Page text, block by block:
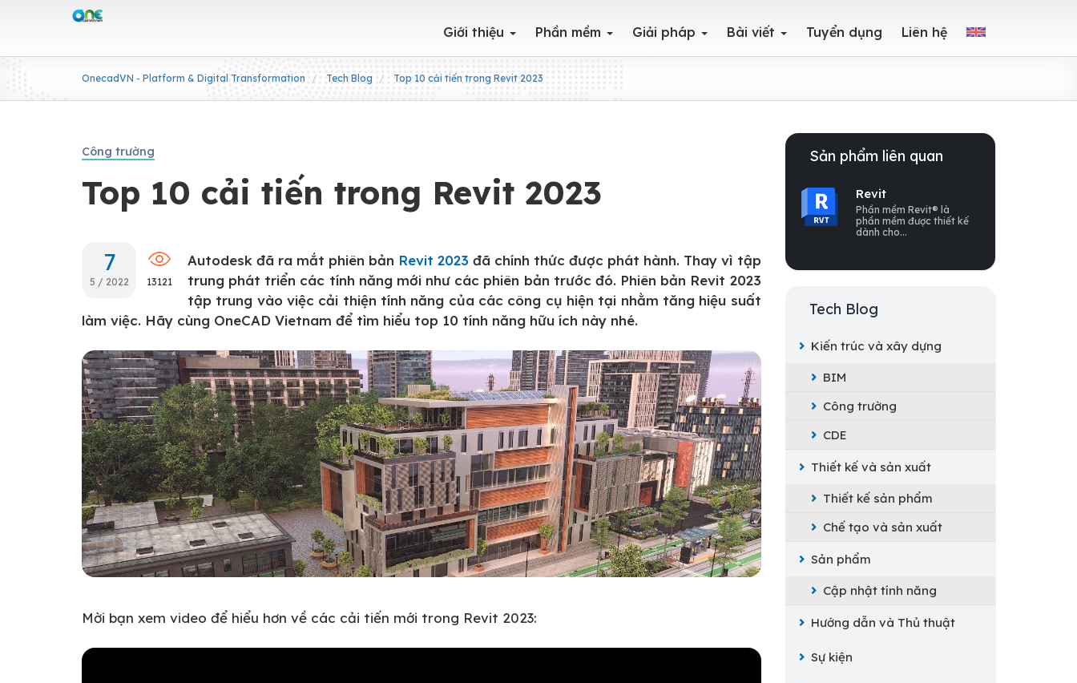
Giới thiệu Phần mềm Giải pháp Bài viết Tuyển dụng Liên hệ
OnecadVN - Platform & Digital Transformation Tech Blog Top 10 cải tiến trong Revit 2023
Công trường
Top 10 cải tiến trong Revit 2023
7
5 / 2022 13121
Autodesk đã ra mắt phiên bản Revit 2023 đã chính thức được phát hành. Thay vì tập
trung phát triển các tính năng mới như các phiên bản trước đó. Phiên bản Revit 2023
tập trung vào việc cải thiện tính năng của các công cụ hiện tại nhằm tăng hiệu suất
làm việc. Hãy cùng OneCAD Vietnam để tìm hiểu top 10 tính năng hữu ích này nhé.
Mời bạn xem video để hiểu hơn về các cải tiến mới trong Revit 2023:
Sản phẩm liên quan
Revit
Phần mềm Revit® là
phần mềm được thiết kế
dành cho...
Tech Blog
Kiến trúc và xây dựng
BIM
Công trường
CDE
Thiết kế và sản xuất
Thiết kế sản phẩm
Chế tạo và sản xuất
Sản phẩm
Cập nhật tính năng
Hướng dẫn và Thủ thuật
Sự kiện